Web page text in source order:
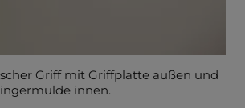
Griff mit Griffplatte außen und
innen.